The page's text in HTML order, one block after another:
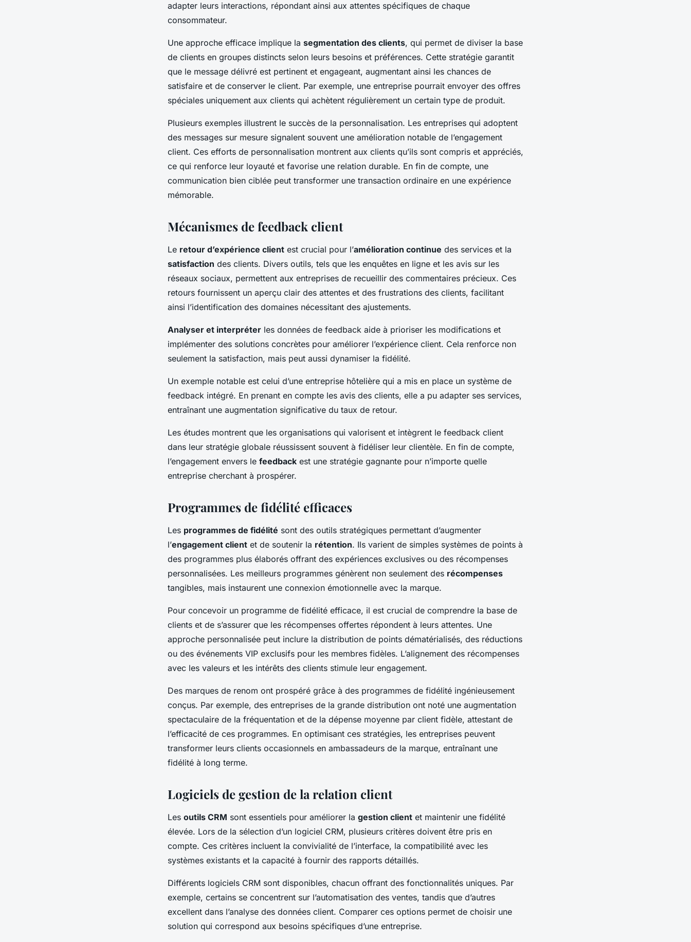
adapter leurs interactions, répondant ainsi aux attentes spécifiques de chaque
consommateur.
Une approche efficace implique la segmentation des clients, qui permet de diviser la base
de clients en groupes distincts selon leurs besoins et préférences. Cette stratégie garantit
que le message délivré est pertinent et engageant, augmentant ainsi les chances de
satisfaire et de conserver le client. Par exemple, une entreprise pourrait envoyer des offres
spéciales uniquement aux clients qui achètent régulièrement un certain type de produit.
Plusieurs exemples illustrent le succès de la personnalisation. Les entreprises qui adoptent
des messages sur mesure signalent souvent une amélioration notable de l’engagement
client. Ces efforts de personnalisation montrent aux clients qu’ils sont compris et appréciés,
ce qui renforce leur loyauté et favorise une relation durable. En fin de compte, une
communication bien ciblée peut transformer une transaction ordinaire en une expérience
mémorable.
Mécanismes de feedback client
Le retour d’expérience client est crucial pour l’amélioration continue des services et la
satisfaction des clients. Divers outils, tels que les enquêtes en ligne et les avis sur les
réseaux sociaux, permettent aux entreprises de recueillir des commentaires précieux. Ces
retours fournissent un aperçu clair des attentes et des frustrations des clients, facilitant
ainsi l’identification des domaines nécessitant des ajustements.
Analyser et interpréter les données de feedback aide à prioriser les modifications et
implémenter des solutions concrètes pour améliorer l’expérience client. Cela renforce non
seulement la satisfaction, mais peut aussi dynamiser la fidélité.
Un exemple notable est celui d’une entreprise hôtelière qui a mis en place un système de
feedback intégré. En prenant en compte les avis des clients, elle a pu adapter ses services,
entraînant une augmentation significative du taux de retour.
Les études montrent que les organisations qui valorisent et intègrent le feedback client
dans leur stratégie globale réussissent souvent à fidéliser leur clientèle. En fin de compte,
l’engagement envers le feedback est une stratégie gagnante pour n’importe quelle
entreprise cherchant à prospérer.
Programmes de fidélité efficaces
Les programmes de fidélité sont des outils stratégiques permettant d’augmenter
l’engagement client et de soutenir la rétention. Ils varient de simples systèmes de points à
des programmes plus élaborés offrant des expériences exclusives ou des récompenses
personnalisées. Les meilleurs programmes génèrent non seulement des récompenses
tangibles, mais instaurent une connexion émotionnelle avec la marque.
Pour concevoir un programme de fidélité efficace, il est crucial de comprendre la base de
clients et de s’assurer que les récompenses offertes répondent à leurs attentes. Une
approche personnalisée peut inclure la distribution de points dématérialisés, des réductions
ou des événements VIP exclusifs pour les membres fidèles. L’alignement des récompenses
avec les valeurs et les intérêts des clients stimule leur engagement.
Des marques de renom ont prospéré grâce à des programmes de fidélité ingénieusement
conçus. Par exemple, des entreprises de la grande distribution ont noté une augmentation
spectaculaire de la fréquentation et de la dépense moyenne par client fidèle, attestant de
l’efficacité de ces programmes. En optimisant ces stratégies, les entreprises peuvent
transformer leurs clients occasionnels en ambassadeurs de la marque, entraînant une
fidélité à long terme.
Logiciels de gestion de la relation client
Les outils CRM sont essentiels pour améliorer la gestion client et maintenir une fidélité
élevée. Lors de la sélection d’un logiciel CRM, plusieurs critères doivent être pris en
compte. Ces critères incluent la convivialité de l’interface, la compatibilité avec les
systèmes existants et la capacité à fournir des rapports détaillés.
Différents logiciels CRM sont disponibles, chacun offrant des fonctionnalités uniques. Par
exemple, certains se concentrent sur l’automatisation des ventes, tandis que d’autres
excellent dans l’analyse des données client. Comparer ces options permet de choisir une
solution qui correspond aux besoins spécifiques d’une entreprise.